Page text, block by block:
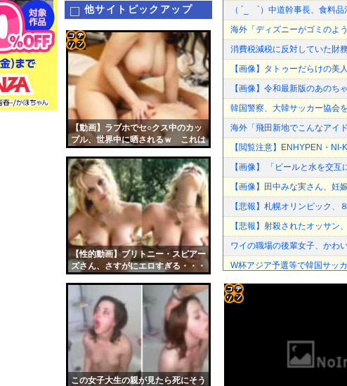
他サイトピックアップ
【動画】ラブホでセ○クス中のカッ
プル、世界中に晒されるｗ これは
【性的動画】ブリトニー・スピアー
ズさん、さすがにエロすぎる・・・
この女子大生の親が見たら死にそう
リン
定リ
ンク
自動
更新
ツー
ル
（ ´_ゝ`）中道幹事長、食料
海外「ディズニーがゴミのよ
消費税減税に反対していた財
【画像】タトゥーだらけの
【画像】令和最新版のあのち
韓国警察、大韓サッカー協会
海外「飛田新地でこんなアイ
【閲覧注意】ENHYPEN・
【画像】 「ビールと水を交
【画像】田中みな実さん、妊
【悲報】札幌オリンピック、
【悲報】射殺されたオッサン
ワイの職場の後輩女子、かわ
W杯アジア予選等で韓国サッ
「マスコミの立ち位置の勘違
ロシア海軍の太平洋艦隊、日
シカホワ村上宗隆、通訳なし
【画像】みい山作者「居酒屋